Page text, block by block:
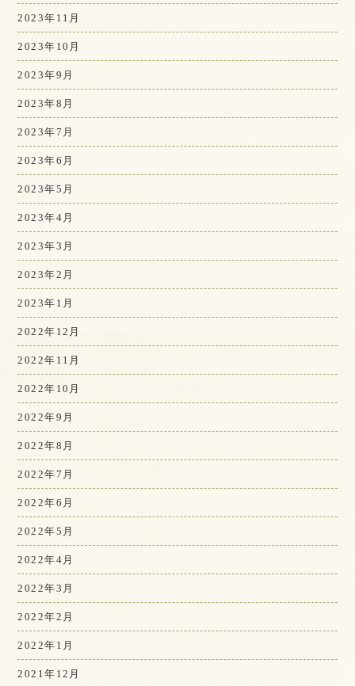
2023年11月
2023年10月
2023年9月
2023年8月
2023年7月
2023年6月
2023年5月
2023年4月
2023年3月
2023年2月
2023年1月
2022年12月
2022年11月
2022年10月
2022年9月
2022年8月
2022年7月
2022年6月
2022年5月
2022年4月
2022年3月
2022年2月
2022年1月
2021年12月